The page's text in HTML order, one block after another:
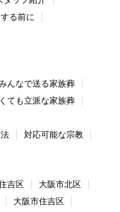
る前に
んなで送る家族葬
ても立派な家族葬
対応可能な宗教
吉区
大阪市北区
大阪市住吉区